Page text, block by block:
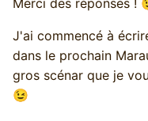
Merci des réponses !
J'ai commencé à
dans le prochain
gros scénar que je
😉